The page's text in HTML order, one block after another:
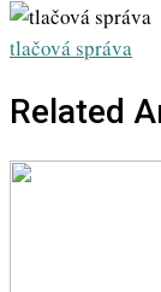
tlačová správa
Related